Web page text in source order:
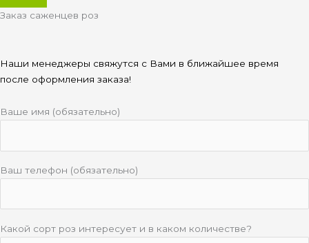
Заказ саженцев роз
Наши менеджеры свяжутся с Вами в ближайшее время
после оформления заказа!
Ваше имя (обязательно)
Ваш телефон (обязательно)
Какой сорт роз интересует и в каком количестве?